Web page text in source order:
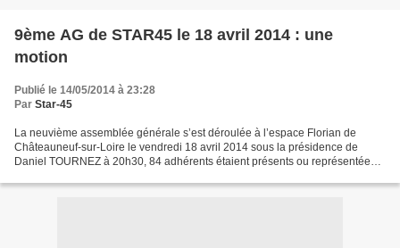
9ème AG de STAR45 le 18 avril 2014 : une
motion
Publié le 14/05/2014 à 23:28
Par Star-45
La neuvième assemblée générale s’est déroulée à l’espace Florian de
Châteauneuf-sur-Loire le vendredi 18 avril 2014 sous la présidence de
Daniel TOURNEZ à 20h30, 84 adhérents étaient présents ou représentées